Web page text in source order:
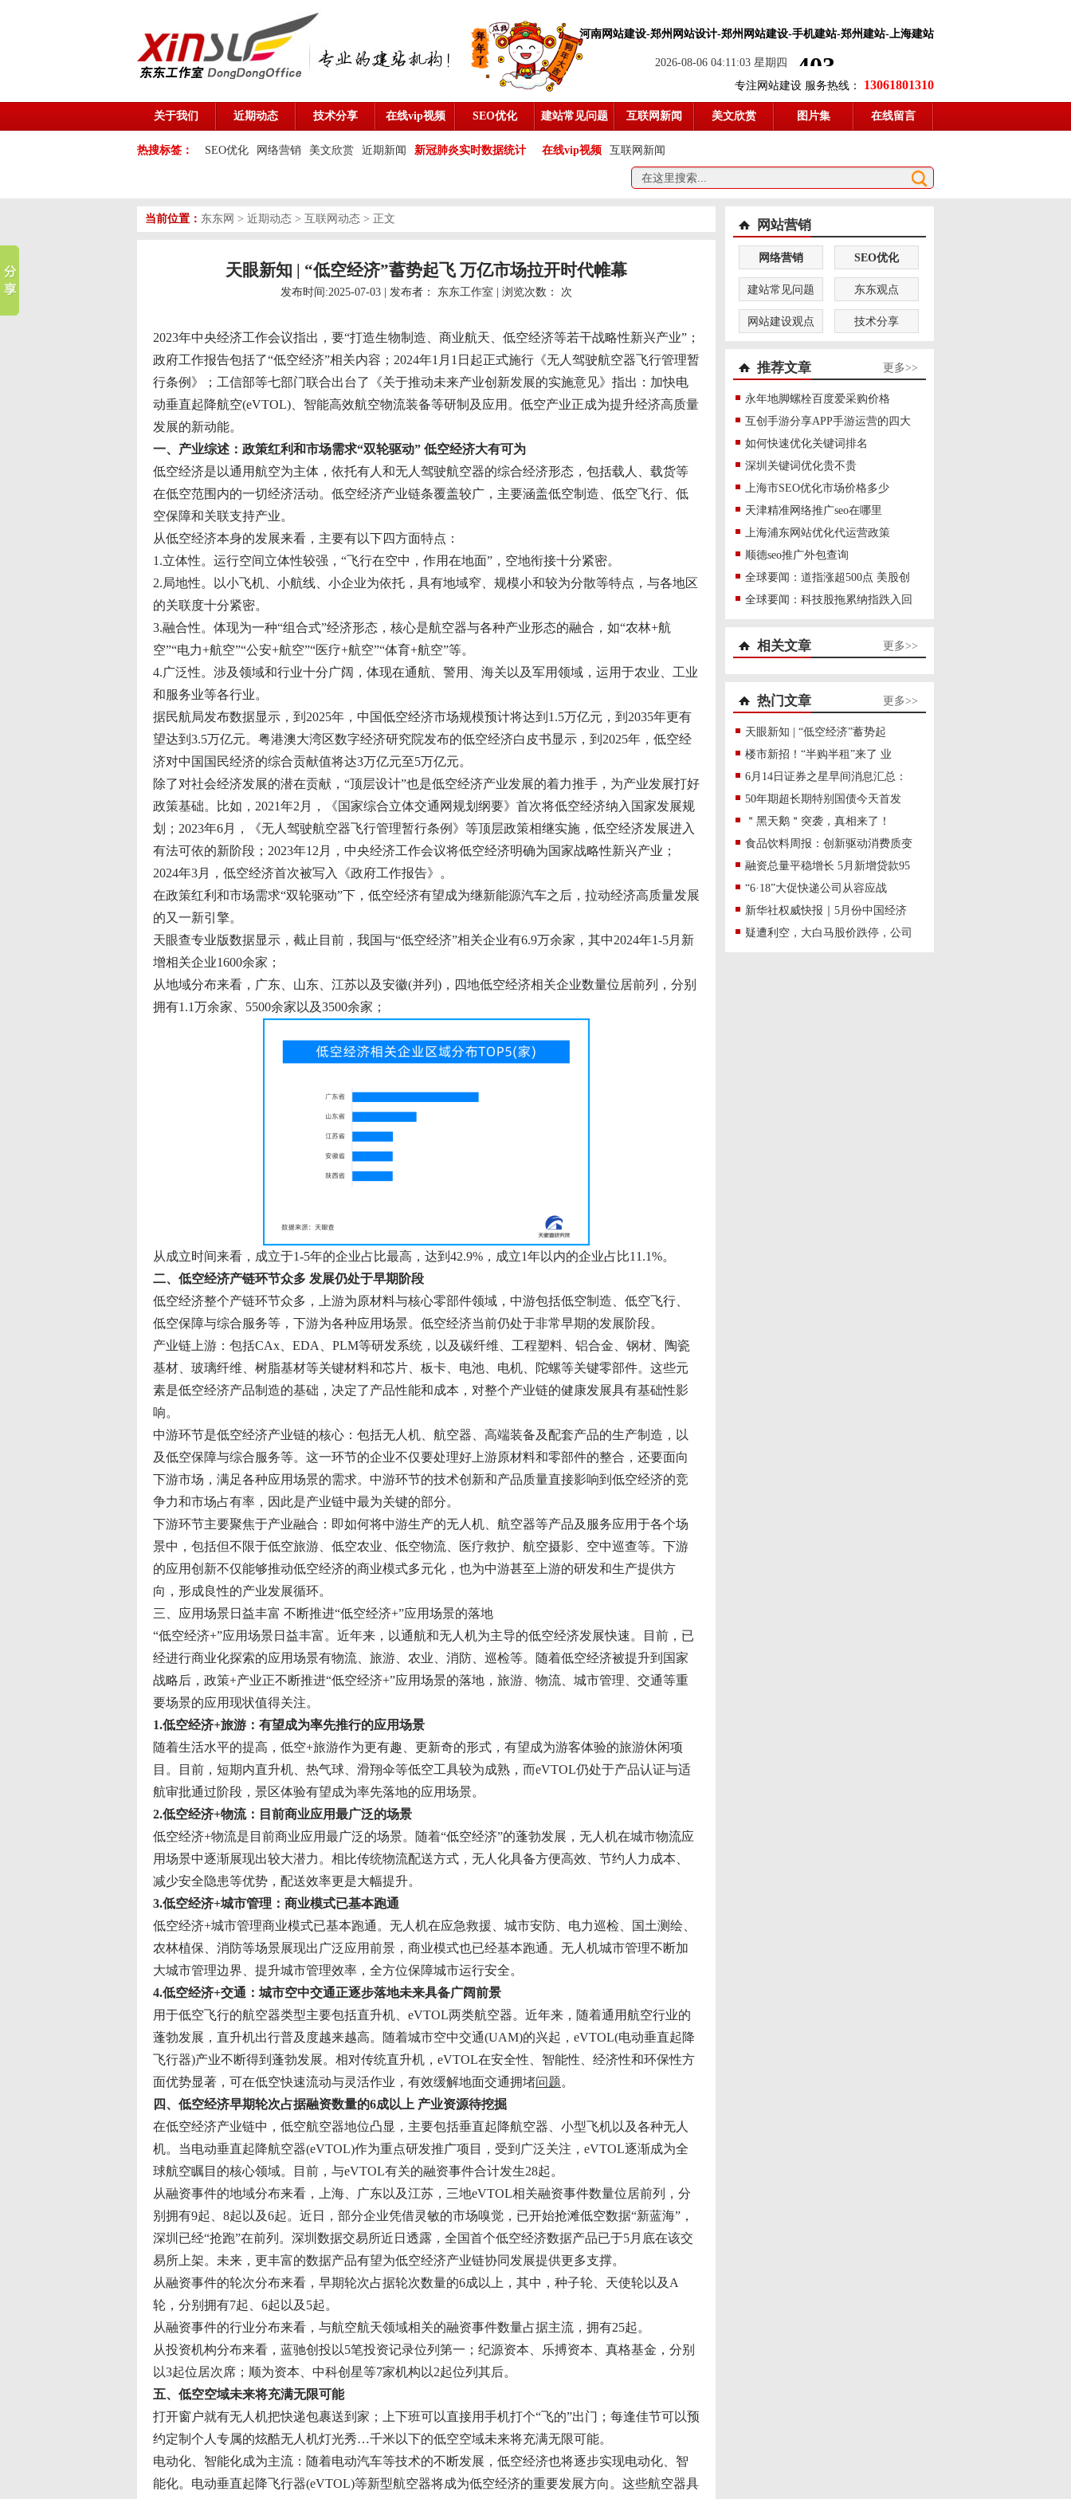
河南网站建设-郑州网站设计-郑州网站建设-手机建站-郑州建站-上海建站
2026-08-06 04:11:03 星期四
专注网站建设 服务热线： 13061801310
关于我们 近期动态 技术分享 在线vip视频 SEO优化 建站常见问题 互联网新闻 美文欣赏 图片集 在线留言
热搜标签： SEO优化 网络营销 美文欣赏 近期新闻 新冠肺炎实时数据统计 在线vip视频 互联网新闻
当前位置： 东东网 > 近期动态 > 互联网动态 > 正文
天眼新知 | “低空经济”蓄势起飞 万亿市场拉开时代帷幕
发布时间:2025-07-03 | 发布者： 东东工作室 | 浏览次数： 次
2023年中央经济工作会议指出，要“打造生物制造、商业航天、低空经济等若干战略性新兴产业”；
政府工作报告包括了“低空经济”相关内容；2024年1月1日起正式施行《无人驾驶航空器飞行管理暂
行条例》；工信部等七部门联合出台了《关于推动未来产业创新发展的实施意见》指出：加快电
动垂直起降航空(eVTOL)、智能高效航空物流装备等研制及应用。低空产业正成为提升经济高质量
发展的新动能。
一、产业综述：政策红利和市场需求“双轮驱动” 低空经济大有可为
低空经济是以通用航空为主体，依托有人和无人驾驶航空器的综合经济形态，包括载人、载货等
在低空范围内的一切经济活动。低空经济产业链条覆盖较广，主要涵盖低空制造、低空飞行、低
空保障和关联支持产业。
从低空经济本身的发展来看，主要有以下四方面特点：
1.立体性。运行空间立体性较强，“飞行在空中，作用在地面”，空地衔接十分紧密。
2.局地性。以小飞机、小航线、小企业为依托，具有地域窄、规模小和较为分散等特点，与各地区
的关联度十分紧密。
3.融合性。体现为一种“组合式”经济形态，核心是航空器与各种产业形态的融合，如“农林+航
空”“电力+航空”“公安+航空”“医疗+航空”“体育+航空”等。
4.广泛性。涉及领域和行业十分广阔，体现在通航、警用、海关以及军用领域，运用于农业、工业
和服务业等各行业。
据民航局发布数据显示，到2025年，中国低空经济市场规模预计将达到1.5万亿元，到2035年更有
望达到3.5万亿元。粤港澳大湾区数字经济研究院发布的低空经济白皮书显示，到2025年，低空经
济对中国国民经济的综合贡献值将达3万亿元至5万亿元。
除了对社会经济发展的潜在贡献，“顶层设计”也是低空经济产业发展的着力推手，为产业发展打好
政策基础。比如，2021年2月，《国家综合立体交通网规划纲要》首次将低空经济纳入国家发展规
划；2023年6月，《无人驾驶航空器飞行管理暂行条例》等顶层政策相继实施，低空经济发展进入
有法可依的新阶段；2023年12月，中央经济工作会议将低空经济明确为国家战略性新兴产业；
2024年3月，低空经济首次被写入《政府工作报告》。
在政策红利和市场需求“双轮驱动”下，低空经济有望成为继新能源汽车之后，拉动经济高质量发展
的又一新引擎。
天眼查专业版数据显示，截止目前，我国与“低空经济”相关企业有6.9万余家，其中2024年1-5月新
增相关企业1600余家；
从地域分布来看，广东、山东、江苏以及安徽(并列)，四地低空经济相关企业数量位居前列，分别
拥有1.1万余家、5500余家以及3500余家；
从成立时间来看，成立于1-5年的企业占比最高，达到42.9%，成立1年以内的企业占比11.1%。
二、低空经济产链环节众多 发展仍处于早期阶段
低空经济整个产链环节众多，上游为原材料与核心零部件领域，中游包括低空制造、低空飞行、
低空保障与综合服务等，下游为各种应用场景。低空经济当前仍处于非常早期的发展阶段。
产业链上游：包括CAx、EDA、PLM等研发系统，以及碳纤维、工程塑料、铝合金、钢材、陶瓷
基材、玻璃纤维、树脂基材等关键材料和芯片、板卡、电池、电机、陀螺等关键零部件。这些元
素是低空经济产品制造的基础，决定了产品性能和成本，对整个产业链的健康发展具有基础性影
响。
中游环节是低空经济产业链的核心：包括无人机、航空器、高端装备及配套产品的生产制造，以
及低空保障与综合服务等。这一环节的企业不仅要处理好上游原材料和零部件的整合，还要面向
下游市场，满足各种应用场景的需求。中游环节的技术创新和产品质量直接影响到低空经济的竞
争力和市场占有率，因此是产业链中最为关键的部分。
下游环节主要聚焦于产业融合：即如何将中游生产的无人机、航空器等产品及服务应用于各个场
景中，包括但不限于低空旅游、低空农业、低空物流、医疗救护、航空摄影、空中巡查等。下游
的应用创新不仅能够推动低空经济的商业模式多元化，也为中游甚至上游的研发和生产提供方
向，形成良性的产业发展循环。
三、应用场景日益丰富 不断推进“低空经济+”应用场景的落地
“低空经济+”应用场景日益丰富。近年来，以通航和无人机为主导的低空经济发展快速。目前，已
经进行商业化探索的应用场景有物流、旅游、农业、消防、巡检等。随着低空经济被提升到国家
战略后，政策+产业正不断推进“低空经济+”应用场景的落地，旅游、物流、城市管理、交通等重
要场景的应用现状值得关注。
1.低空经济+旅游：有望成为率先推行的应用场景
随着生活水平的提高，低空+旅游作为更有趣、更新奇的形式，有望成为游客体验的旅游休闲项
目。目前，短期内直升机、热气球、滑翔伞等低空工具较为成熟，而eVTOL仍处于产品认证与适
航审批通过阶段，景区体验有望成为率先落地的应用场景。
2.低空经济+物流：目前商业应用最广泛的场景
低空经济+物流是目前商业应用最广泛的场景。随着“低空经济”的蓬勃发展，无人机在城市物流应
用场景中逐渐展现出较大潜力。相比传统物流配送方式，无人化具备方便高效、节约人力成本、
减少安全隐患等优势，配送效率更是大幅提升。
3.低空经济+城市管理：商业模式已基本跑通
低空经济+城市管理商业模式已基本跑通。无人机在应急救援、城市安防、电力巡检、国土测绘、
农林植保、消防等场景展现出广泛应用前景，商业模式也已经基本跑通。无人机城市管理不断加
大城市管理边界、提升城市管理效率，全方位保障城市运行安全。
4.低空经济+交通：城市空中交通正逐步落地未来具备广阔前景
用于低空飞行的航空器类型主要包括直升机、eVTOL两类航空器。近年来，随着通用航空行业的
蓬勃发展，直升机出行普及度越来越高。随着城市空中交通(UAM)的兴起，eVTOL(电动垂直起降
飞行器)产业不断得到蓬勃发展。相对传统直升机，eVTOL在安全性、智能性、经济性和环保性方
面优势显著，可在低空快速流动与灵活作业，有效缓解地面交通拥堵问题。
四、低空经济早期轮次占据融资数量的6成以上 产业资源待挖掘
在低空经济产业链中，低空航空器地位凸显，主要包括垂直起降航空器、小型飞机以及各种无人
机。当电动垂直起降航空器(eVTOL)作为重点研发推广项目，受到广泛关注，eVTOL逐渐成为全
球航空瞩目的核心领域。目前，与eVTOL有关的融资事件合计发生28起。
从融资事件的地域分布来看，上海、广东以及江苏，三地eVTOL相关融资事件数量位居前列，分
别拥有9起、8起以及6起。近日，部分企业凭借灵敏的市场嗅觉，已开始抢滩低空数据“新蓝海”，
深圳已经“抢跑”在前列。深圳数据交易所近日透露，全国首个低空经济数据产品已于5月底在该交
易所上架。未来，更丰富的数据产品有望为低空经济产业链协同发展提供更多支撑。
从融资事件的轮次分布来看，早期轮次占据轮次数量的6成以上，其中，种子轮、天使轮以及A
轮，分别拥有7起、6起以及5起。
从融资事件的行业分布来看，与航空航天领域相关的融资事件数量占据主流，拥有25起。
从投资机构分布来看，蓝驰创投以5笔投资记录位列第一；纪源资本、乐搏资本、真格基金，分别
以3起位居次席；顺为资本、中科创星等7家机构以2起位列其后。
五、低空空域未来将充满无限可能
打开窗户就有无人机把快递包裹送到家；上下班可以直接用手机打个“飞的”出门；每逢佳节可以预
约定制个人专属的炫酷无人机灯光秀…千米以下的低空空域未来将充满无限可能。
电动化、智能化成为主流：随着电动汽车等技术的不断发展，低空经济也将逐步实现电动化、智
能化。电动垂直起降飞行器(eVTOL)等新型航空器将成为低空经济的重要发展方向。这些航空器具
网站营销
网络营销 SEO优化
建站常见问题 东东观点
网站建设观点 技术分享
推荐文章 更多>>
永年地脚螺栓百度爱采购价格
互创手游分享APP手游运营的四大
如何快速优化关键词排名
深圳关键词优化贵不贵
上海市SEO优化市场价格多少
天津精准网络推广seo在哪里
上海浦东网站优化代运营政策
顺德seo推广外包查询
全球要闻：道指涨超500点 美股创
全球要闻：科技股拖累纳指跌入回
相关文章 更多>>
热门文章 更多>>
天眼新知 | “低空经济”蓄势起
楼市新招！“半购半租”来了 业
6月14日证券之星早间消息汇总：
50年期超长期特别国债今天首发
＂黑天鹅＂突袭，真相来了！
食品饮料周报：创新驱动消费质变
融资总量平稳增长 5月新增贷款95
“6·18”大促快递公司从容应战
新华社权威快报｜5月份中国经济
疑遭利空，大白马股价跌停，公司